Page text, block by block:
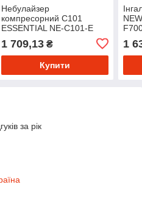
Небулайзер
компресорний С101
ESSENTIAL NE-C101-E
1 709,13₴
Купити
1
за рік